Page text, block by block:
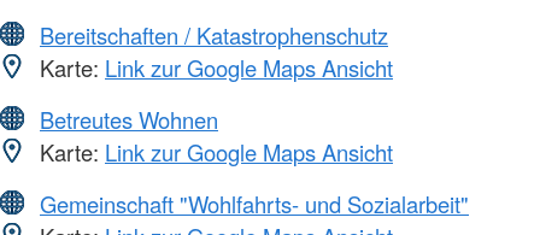
Bereitschaften / Katastrophenschutz
Karte: Link zur Google Maps Ansicht
Betreutes Wohnen
Karte: Link zur Google Maps Ansicht
Gemeinschaft "Wohlfahrts- und Sozialarbeit"